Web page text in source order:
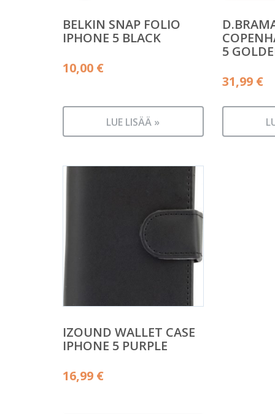
BELKIN SNAP FOLIO
IPHONE 5 BLACK
10,00 €
LUE LISÄÄ »
5
31,99 €
IZOUND WALLET CASE
IPHONE 5 PURPLE
16,99 €